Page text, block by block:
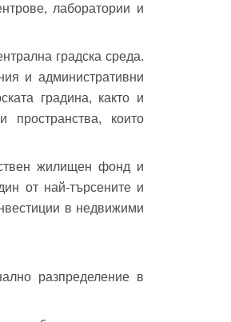
лаборатории и
градска среда.
и административни
градина, както и
пространства, които
жилищен фонд и
от най-търсените и
в недвижими
разпределение в